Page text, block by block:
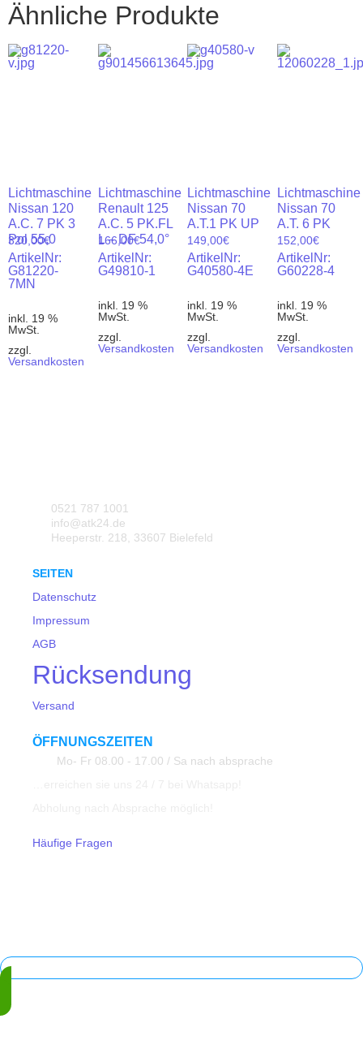
Ähnliche Produkte
Lichtmaschine
Nissan 120
A.C. 7 PK 3
Pol 55,0
320,00€
ArtikelNr:
G81220-
7MN
inkl. 19 %
MwSt.
zzgl.
Versandkosten
Lichtmaschine
Renault 125
A.C. 5 PK.FL
L – DF 54,0°
166,00€
ArtikelNr:
G49810-1
inkl. 19 %
MwSt.
zzgl.
Versandkosten
Lichtmaschine
Nissan 70
A.T.1 PK UP
149,00€
ArtikelNr:
G40580-4E
inkl. 19 %
MwSt.
zzgl.
Versandkosten
Lichtmaschine
Nissan 70
A.T. 6 PK
152,00€
ArtikelNr:
G60228-4
inkl. 19 %
MwSt.
zzgl.
Versandkosten
0521 787 1001
info@atk24.de
Heeperstr. 218, 33607 Bielefeld
SEITEN
Datenschutz
Impressum
AGB
Rücksendung
Versand
ÖFFNUNGSZEITEN
Mo- Fr 08.00 - 17.00 / Sa nach absprache
Häufige Fragen